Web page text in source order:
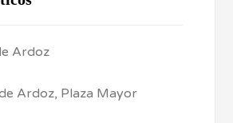
Ardoz
Ardoz, Plaza Mayor